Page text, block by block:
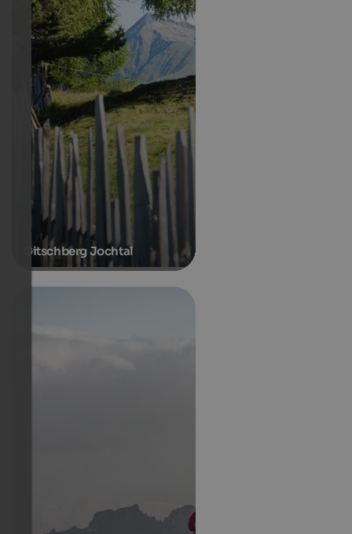
Gitschberg Jochtal